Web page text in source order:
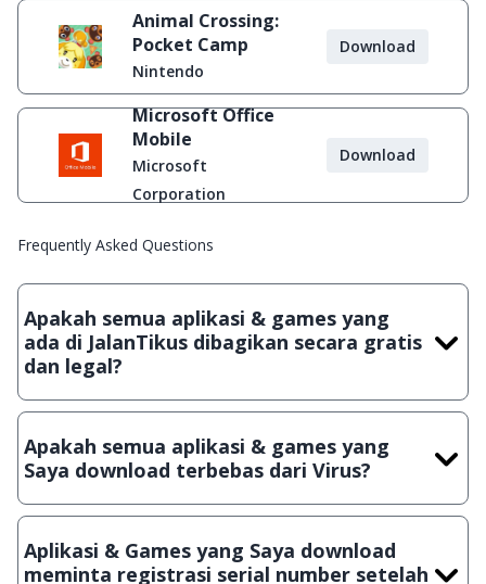
Animal Crossing:
Pocket Camp
Nintendo
Download
Microsoft Office
Mobile
Microsoft
Corporation
Download
Frequently Asked Questions
Apakah semua aplikasi & games yang
ada di JalanTikus dibagikan secara gratis
dan legal?
Ya, JalanTikus hanya membagikan aplikasi & games yang
crack, patch atau semacamnya.
Apakah semua aplikasi & games yang
Saya download terbebas dari Virus?
Ya, JalanTikus selalu melakukan scanning dengan 3 jenis
suatu aplikasi atau games, sehingga bisa dijamin 100%
Aplikasi & Games yang Saya download
meminta registrasi serial number setelah